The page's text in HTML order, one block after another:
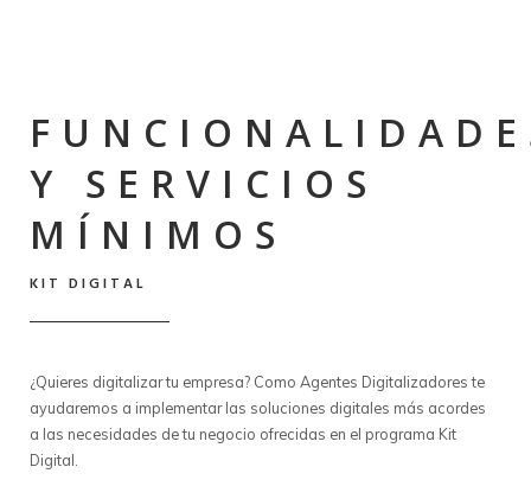
Y SERVICIOS
MÍNIMOS
KIT DIGITAL
¿Quieres digitalizar tu empresa? Como Agentes Digitalizadores te
ayudaremos a implementar las soluciones digitales más acordes
a las necesidades de tu negocio ofrecidas en el programa Kit
Digital.